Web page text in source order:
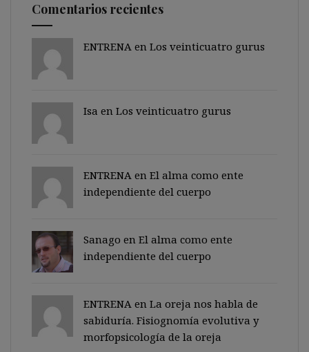
Comentarios recientes
ENTRENA en Los veinticuatro gurus
Isa en Los veinticuatro gurus
ENTRENA en El alma como ente
independiente del cuerpo
Sanago en El alma como ente
independiente del cuerpo
ENTRENA en La oreja nos habla de
sabiduría. Fisiognomía evolutiva y
morfopsicología de la oreja